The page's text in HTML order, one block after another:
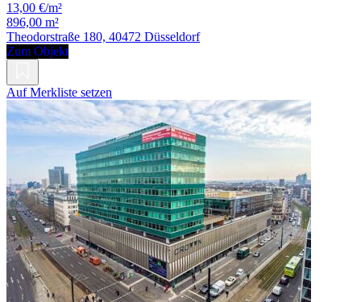
13,00 €/m²
896,00 m²
Theodorstraße 180, 40472 Düsseldorf
Zum Objekt
Auf Merkliste setzen